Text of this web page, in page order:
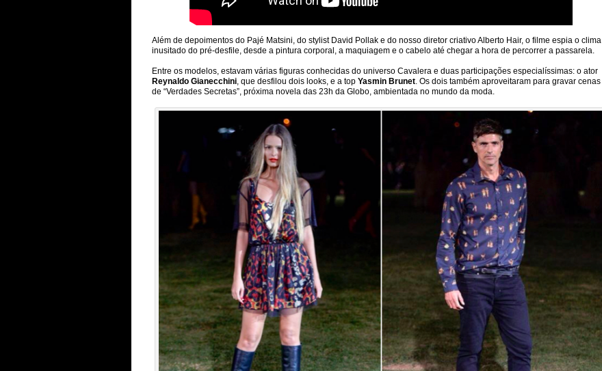
Além de depoimentos do Pajé Matsini, do stylist David Pollak e do nosso diretor criativo Alberto Hair, o filme espia o clima
inusitado do pré-desfile, desde a pintura corporal, a maquiagem e o cabelo até chegar a hora de percorrer a passarela.
Entre os modelos, estavam várias figuras conhecidas do universo Cavalera e duas participações especialíssimas: o ator
Reynaldo Gianecchini, que desfilou dois looks, e a top Yasmin Brunet. Os dois também aproveitaram para gravar cenas
de “Verdades Secretas”, próxima novela das 23h da Globo, ambientada no mundo da moda.